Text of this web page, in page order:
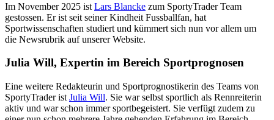
Im November 2025 ist Lars Blancke zum SportyTrader Team
gestossen. Er ist seit seiner Kindheit Fussballfan, hat
Sportwissenschaften studiert und kümmert sich nun vor allem um
die Newsrubrik auf unserer Website.
Julia Will, Expertin im Bereich Sportprognosen
Eine weitere Redakteurin und Sportprognostikerin des Teams von
SportyTrader ist Julia Will. Sie war selbst sportlich als Rennreiterin
aktiv und war schon immer sportbegeistert. Sie verfügt zudem zu